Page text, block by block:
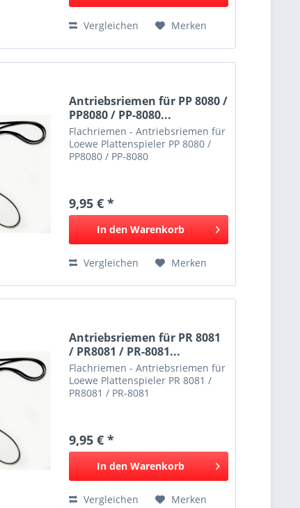
Vergleichen Merken
Antriebsriemen für PP 8080 /
PP8080 / PP-8080...
Flachriemen - Antriebsriemen für
Loewe Plattenspieler PP 8080 /
PP8080 / PP-8080
9,95 € *
In den Warenkorb
Vergleichen Merken
Antriebsriemen für PR 8081
/ PR8081 / PR-8081...
Flachriemen - Antriebsriemen für
Loewe Plattenspieler PR 8081 /
PR8081 / PR-8081
9,95 € *
In den Warenkorb
Vergleichen Merken